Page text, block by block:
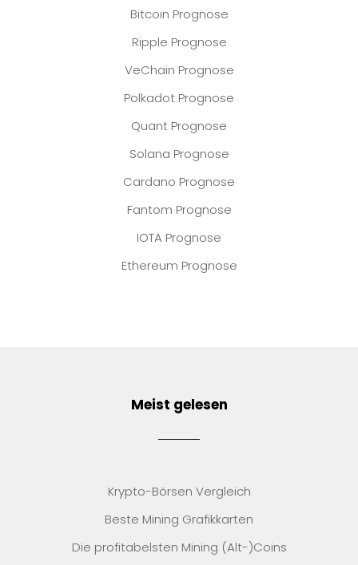
Bitcoin Prognose
Ripple Prognose
VeChain Prognose
Polkadot Prognose
Quant Prognose
Solana Prognose
Cardano Prognose
Fantom Prognose
IOTA Prognose
Ethereum Prognose
Meist gelesen
Krypto-Börsen Vergleich
Beste Mining Grafikkarten
Die profitabelsten Mining (Alt-)Coins